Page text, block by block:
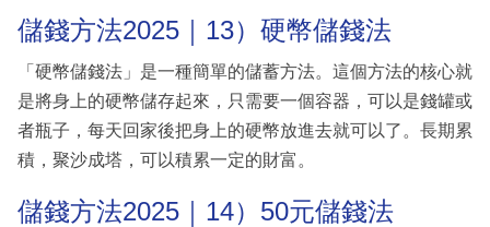
儲錢方法2025｜13）硬幣儲錢法
「硬幣儲錢法」是一種簡單的儲蓄方法。這個方法的核心就
是將身上的硬幣儲存起來，只需要一個容器，可以是錢罐或
者瓶子，每天回家後把身上的硬幣放進去就可以了。長期累
積，聚沙成塔，可以積累一定的財富。
儲錢方法2025｜14）50元儲錢法